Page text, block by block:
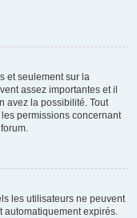
et seulement sur la
assez importantes et il
avez la possibilité. Tout
permissions concernant
les utilisateurs ne peuvent
automatiquement expirés.